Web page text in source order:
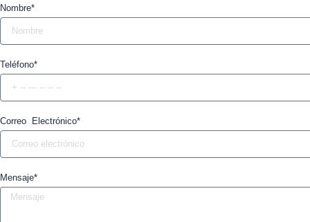
Nombre*
Teléfono*
Correo Electrónico*
Mensaje*